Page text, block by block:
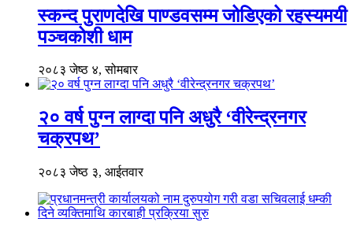
स्कन्द पुराणदेखि पाण्डवसम्म जोडिएको रहस्यमयी
पञ्चकोशी धाम
२०८३ जेष्ठ ४, सोमबार
२० वर्ष पुग्न लाग्दा पनि अधुरै ‘वीरेन्द्रनगर
चक्रपथ’
२०८३ जेष्ठ ३, आईतवार